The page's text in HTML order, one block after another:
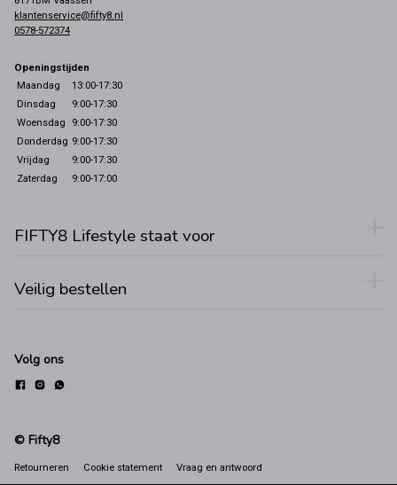
klantenservice@fifty8.nl
0578-572374
Openingstijden
Maandag
13:00-17:30
Dinsdag
9:00-17:30
Woensdag
9:00-17:30
Donderdag 9:00-17:30
Vrijdag
9:00-17:30
Zaterdag
9:00-17:00
FIFTY8 Lifestyle staat voor
Veilig bestellen
Volg ons
© Fifty8
Retourneren Cookie statement Vraag en antwoord